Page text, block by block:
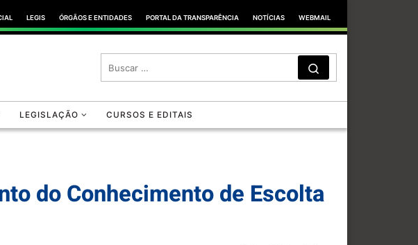
LEGIS ÓRGÃOS E ENTIDADES PORTAL DA TRANSPARÊNCIA NOTÍCIAS WEBMAIL
SEARCH
LEGISLAÇÃO CURSOS E EDITAIS
do Conhecimento de Escolta